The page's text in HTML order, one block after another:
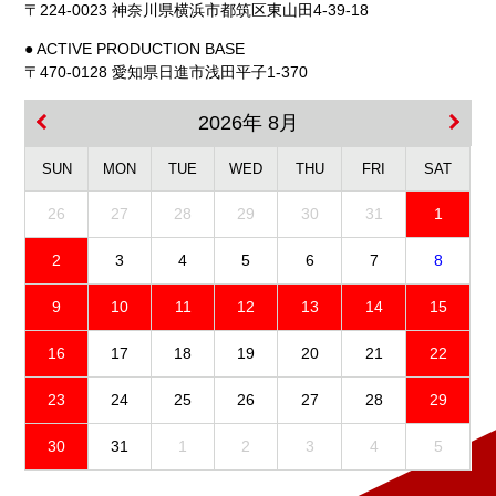
〒224-0023 神奈川県横浜市都筑区東山田4-39-18
● ACTIVE PRODUCTION BASE
〒470-0128 愛知県日進市浅田平子1-370
2026年 8月
SUN MON TUE WED THU FRI SAT
26 27 28 29 30 31 1
2 3 4 5 6 7 8
9 10 11 12 13 14 15
16 17 18 19 20 21 22
23 24 25 26 27 28 29
30 31 1 2 3 4 5